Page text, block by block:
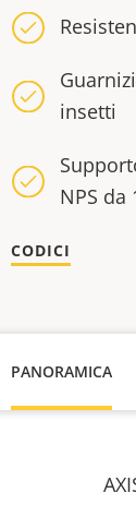
insetti
NPS da
CODICI
PANORAMICA